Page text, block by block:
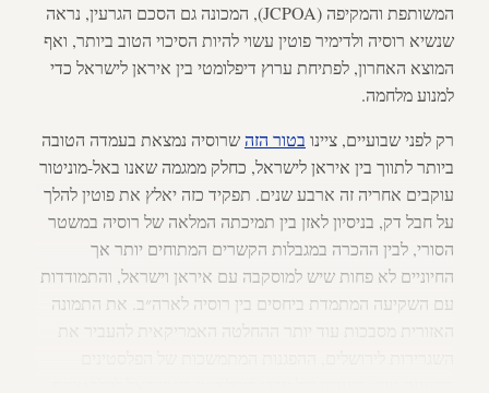
המשותפת והמקיפה (JCPOA), המכונה גם הסכם הגרעין, נראה
שנשיא רוסיה ולדימיר פוטין עשוי להיות הסיכוי הטוב ביותר, ואף
המוצא האחרון, לפתיחת ערוץ דיפלומטי בין איראן לישראל כדי
למנוע מלחמה.
רק לפני שבועיים, ציינו בטור הזהשרוסיה נמצאת בעמדה הטובה
ביותר לתווך בין איראן לישראל, כחלק ממגמה שאנו באל-מוניטור
עוקבים אחריה זה ארבע שנים. תפקיד כזה יאלץ את פוטין להלך
על חבל דק, בניסיון לאזן בין תמיכתה המלאה של רוסיה במשטר
הסורי, לבין ההכרה במגבלות הקשרים המתוחים יותר אך
החיוניים לא פחות שיש למוסקבה עם איראן וישראל, והתמודדות
עם השקיעה המתמדת ביחסים בין רוסיה לארה״ב. את התמונה
האזורית מסבכות עוד יותר ההחלטה האמריקאית להעביר את